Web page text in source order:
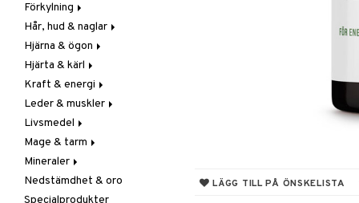
LÄGG TILL PÅ ÖNSKELISTA
Klimakterie & PMS
Näringstillskott
Övriga
Sex & lust
Skelett
Urinvägar
Näringstillskott
Övriga
Prostata
Sex & lust
Förkylning
C-vitamin
Förebyggande &
lindrande
Hostdämpande
Öron, näsa & hals
Övriga
Virushämmande
Vitlök
Hår, hud & naglar
Hår
Kosttillskott
Sol & pigment
Hjärna & ögon
Fettsyror
Minne
Ögon
Hjärta & kärl
Ginkgo biloba
Kärlstärkande
Kolesterolsänkande
Marina fettsyror
Veg fettsyror
Kraft & energi
Ginseng
Övriga
Prestation
Q-10
Rosenrot
Schizandra
Leder & muskler
Kosttillskott
Utvärtes
Livsmedel
Bars
Choklad
Diverse
Drycker
Mage & tarm
Drycker
Fibrer
Matsmältning
Mineraler
Järn
Kalcium
Nedstämdhet & oro
Specialprodukter